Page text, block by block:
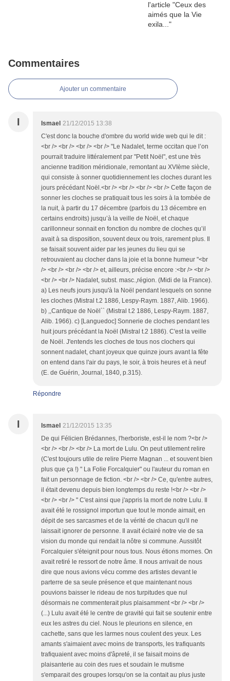
Commentaires
Ajouter un commentaire
I Ismael 21/12/2015 13:38
C'est donc la bouche d'ombre du world wide web qui le dit :
<br /> <br /> <br /> <br /> "Le Nadalet, terme occitan que l’on
pourrait traduire littéralement par "Petit Noël", est une très
ancienne tradition méridionale, remontant au XVIème siècle,
qui consiste à sonner quotidiennement les cloches durant les
jours précédant Noël.<br /> <br /> <br /> <br /> Cette façon de
sonner les cloches se pratiquait tous les soirs à la tombée de
la nuit, à partir du 17 décembre (parfois du 13 décembre en
certains endroits) jusqu’à la veille de Noël, et chaque
carillonneur sonnait en fonction du nombre de cloches qu’il
avait à sa disposition, souvent deux ou trois, rarement plus. Il
se faisait souvent aider par les jeunes du lieu qui se
retrouvaient au clocher dans la joie et la bonne humeur "<br
/> <br /> <br /> <br /> et, ailleurs, précise encore :<br /> <br />
<br /> <br /> Nadalet, subst. masc.,région. (Midi de la France).
a) Les neufs jours jusqu'à la Noël pendant lesquels on sonne
les cloches (Mistral t.2 1886, Lespy-Raym. 1887, Alib. 1966).
b) ,,Cantique de Noël`` (Mistral t.2 1886, Lespy-Raym. 1887,
Alib. 1966). c) [Languedoc] Sonnerie de cloches pendant les
huit jours précédant la Noël (Mistral t.2 1886). C'est la veille
de Noël. J'entends les cloches de tous nos clochers qui
sonnent nadalet, chant joyeux que quinze jours avant la fête
on entend dans l'air du pays, le soir, à trois heures et à neuf
(E. de Guérin, Journal, 1840, p.315).
Répondre
I Ismael 21/12/2015 13:35
De qui Félicien Brédannes, l'herboriste, est-il le nom ?<br />
<br /> <br /> <br /> La mort de Lulu. On peut utilement relire
(C'est toujours utile de relire Pierre Magnan ... et souvent bien
plus que ça !) " La Folie Forcalquier" ou l'auteur du roman en
fait un personnage de fiction. <br /> <br /> Ce, qu'entre autres,
il était devenu depuis bien longtemps du reste !<br /> <br />
<br /> <br /> " C'est ainsi que j'appris la mort de notre Lulu. Il
avait été le rossignol importun que tout le monde aimait, en
dépit de ses sarcasmes et de la vérité de chacun qu'il ne
laissait ignorer de personne. Il avait éclairé notre vie de sa
vision du monde qui rendait la nôtre si commune. Aussitôt
Forcalquier s'éteignit pour nous tous. Nous étions mornes. On
avait retiré le ressort de notre âme. Il nous arrivait de nous
dire que nous avions vécu comme des artistes devant le
parterre de sa seule présence et que maintenant nous
pouvions baisser le rideau de nos turpitudes que nul
désormais ne commenterait plus plaisamment <br /> <br />
(...) Lulu avait été le centre de gravité qui fait se soutenir entre
eux les astres du ciel. Nous le pleurions en silence, en
cachette, sans que les larmes nous coulent des yeux. Les
amants s'aimaient avec moins de transports, les trafiquants
trafiquaient avec moins d'âpreté, il se faisait moins de
plaisanterie au coin des rues et soudain le mutisme
s'emparait des groupes lorsqu'on se la contait au plus juste